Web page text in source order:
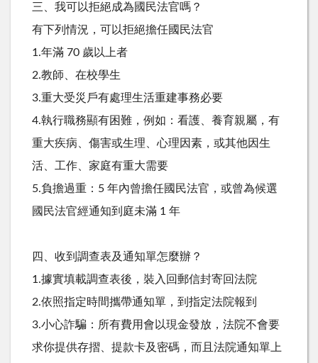
三、我可以拒絕成為國民法官嗎？
有下列情況，可以拒絕擔任國民法官
1.年滿 70 歲以上者
2.教師、在校學生
3.重大受災戶有處理生活重建事務必要
4.執行職務顯有困難，例如：看護、養育親屬，有
重大疾病、傷害或生理、心理因素，或其他因生
活、工作、家庭有重大需要
5.負擔過重：5 年內曾擔任國民法官，或曾為候選
國民法官經通知到庭未滿 1 年
四、收到調查表及通知單怎麼辦？
1.據實填載調查表後，裝入回郵信封寄回法院
2.依照指定時間攜帶通知單，到指定法院報到
3.小心詐騙：所有費用會以現金發放，法院不會要
求你提供存摺、提款卡及密碼，而且法院通知單上